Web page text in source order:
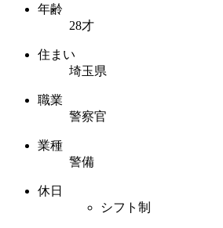
年齢
28才
住まい
埼玉県
職業
警察官
業種
警備
休日
シフト制